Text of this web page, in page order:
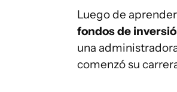
Luego de
fondos de
una
comenzó su